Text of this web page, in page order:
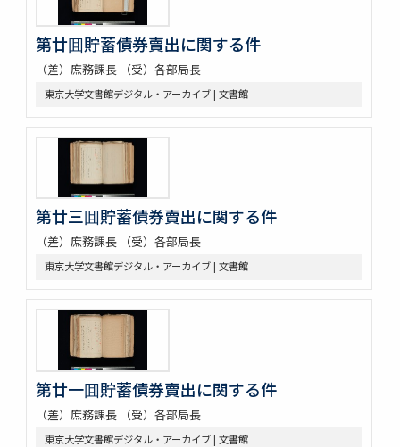
第廿囬貯蓄債券賣出に関する件
（差）庶務課長 （受）各部局長
東京大学文書館デジタル・アーカイブ | 文書館
第廿三囬貯蓄債券賣出に関する件
（差）庶務課長 （受）各部局長
東京大学文書館デジタル・アーカイブ | 文書館
第廿一囬貯蓄債券賣出に関する件
（差）庶務課長 （受）各部局長
東京大学文書館デジタル・アーカイブ | 文書館